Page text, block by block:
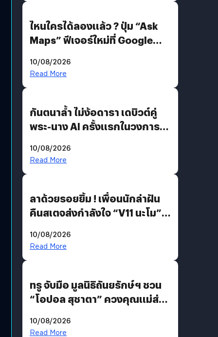
ไหนใครได้ลองแล้ว ? ปุ่ม “Ask
Maps” ฟีเจอร์ใหม่ที่ Google
คุยกับแผนที่ได้แล้ว
10/08/2026
Read More
กันตนาล้ำ ไม่ง้อดารา เดบิวต์คู่
พระ-นาง AI ครั้งแรกในวงการ
10/08/2026
Read More
ลาด้วยรอยยิ้ม ! เพื่อนนักล่าฝัน
คืนสเตจส่งกำลังใจ “V11 นะโม”
รักแน่นฮอลล์
10/08/2026
Read More
ทรู จับมือ มูลนิธิถันยรักษ์ฯ ชวน
“โอปอล สุชาตา” ควงคุณแม่ส่ง
เติมเต็มความหมายวันแม่ปีนี้
10/08/2026
Read More